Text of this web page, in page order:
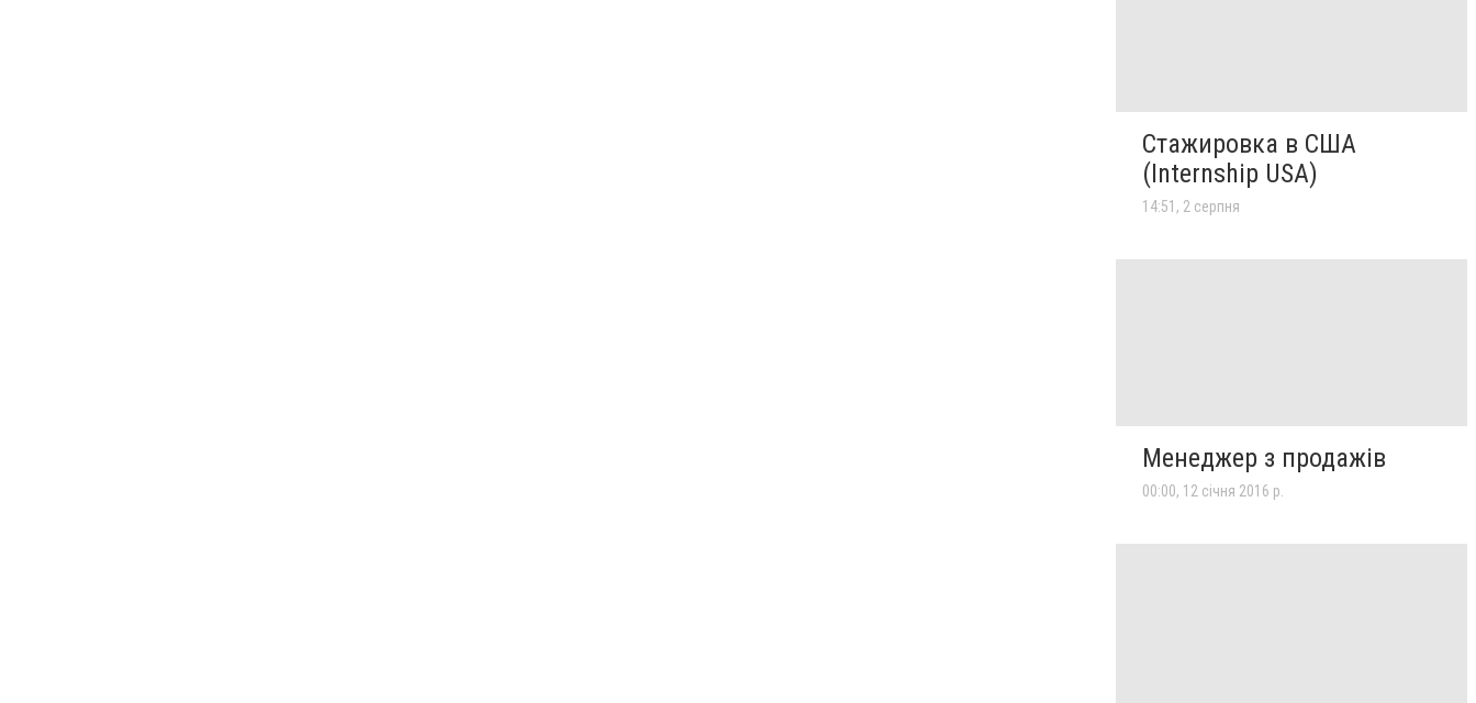
Стажировка в США
(Internship USA)
14:51, 2 серпня
Менеджер з продажів
00:00, 12 січня 2016 р.